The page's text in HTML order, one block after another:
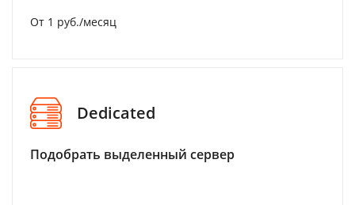
От 1 руб./месяц
Dedicated
Подобрать выделенный сервер